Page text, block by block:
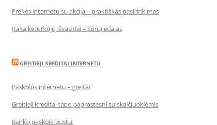
Prekės internetu su akcija – praktiškas pasirinkimas
Įtaka keturkojų išvaizdai – šunų ėdalas
GREITIEJI KREDITAI INTERNETU
Paskolos internetu – greitai
Greitieji kreditai tapo paprastesni su skaičiuoklėmis
Banko paskola būstui